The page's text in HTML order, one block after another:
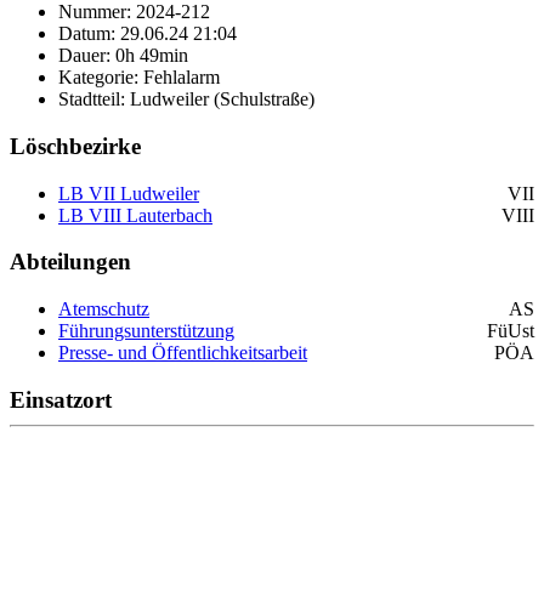
Nummer: 2024-212
Datum: 29.06.24 21:04
Dauer: 0h 49min
Kategorie: Fehlalarm
Stadtteil: Ludweiler (Schulstraße)
Löschbezirke
LB VII Ludweiler
VII
LB VIII Lauterbach
VIII
Abteilungen
Atemschutz
AS
Führungsunterstützung
FüUst
Presse- und Öffentlichkeitsarbeit
PÖA
Einsatzort